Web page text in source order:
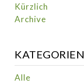
Kürzlich
Archive
KATEGORIEN
Alle